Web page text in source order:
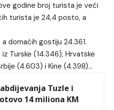
godine broj turista je veći
turista je 24,4 posto, a
domaćih gostiju 24.361.
Turske (14.346), Hrvatske
(4.603) i Kine (4.398)…
Tuzle i
14 miliona KM